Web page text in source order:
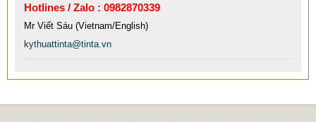
Hotlines / Zalo : 0982870339
Mr Viết Sáu (Vietnam/English)
kythuattinta@tinta.vn